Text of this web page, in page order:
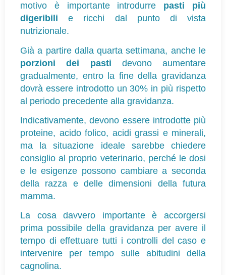
motivo è importante introdurre pasti più
digeribili e ricchi dal punto di vista
nutrizionale.
porzioni dei pasti devono aumentare
gradualmente, entro la fine della gravidanza
dovrà essere introdotto un 30% in più rispetto
al periodo precedente alla gravidanza.
Indicativamente, devono essere introdotte più
proteine, acido folico, acidi grassi e minerali,
ma la situazione ideale sarebbe chiedere
consiglio al proprio veterinario, perché le dosi
e le esigenze possono cambiare a seconda
della razza e delle dimensioni della futura
mamma.
La cosa davvero importante è accorgersi
prima possibile della gravidanza per avere il
tempo di effettuare tutti i controlli del caso e
intervenire per tempo sulle abitudini della
cagnolina.